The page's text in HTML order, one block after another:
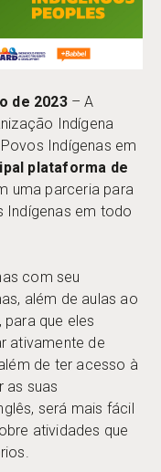
de 2023 – A
Indígena
Indígenas em
plataforma de
uma parceria para
Indígenas em todo
com seu
além de aulas ao
que eles
ativamente de
de ter acesso à
as suas
será mais fácil
atividades que